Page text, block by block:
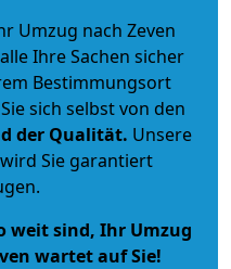
Umzug nach Zeven
Ihre Sachen sicher
Bestimmungsort
sich selbst von den
der Qualität. Unsere
Sie garantiert
weit sind, Ihr Umzug
wartet auf Sie!